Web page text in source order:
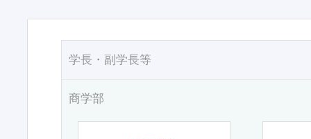
学長・副学長等
商学部